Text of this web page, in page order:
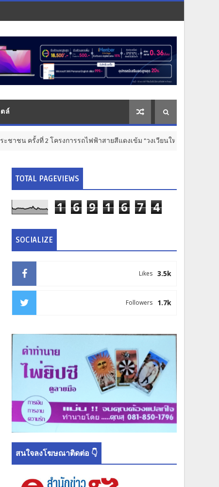
ล์
งการรถไฟฟ้าสายสีแดงเข้ม “วงเวียนใหญ่–มหาชัย” เดินหน้าพัฒนาโคร
TOTAL PAGEVIEWS
1 6 9 1 6 7 4
SOCIALIZE
3.5k
Likes
1.7k
Followers
สนใจลงโฆษณาติดต่อ 👇